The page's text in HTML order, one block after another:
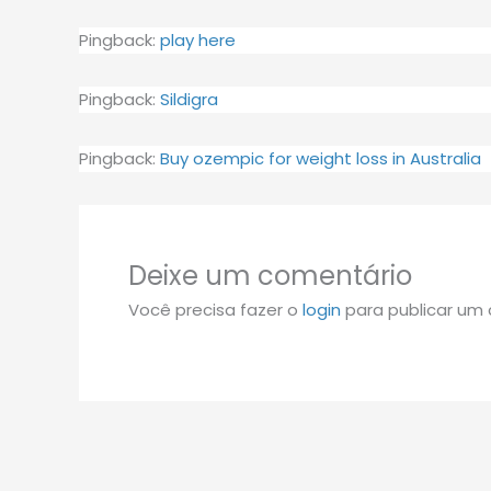
Pingback: play here
Pingback: Sildigra
Pingback: Buy ozempic for weight loss in Australia
Deixe um comentário
Você precisa fazer o login para publicar um